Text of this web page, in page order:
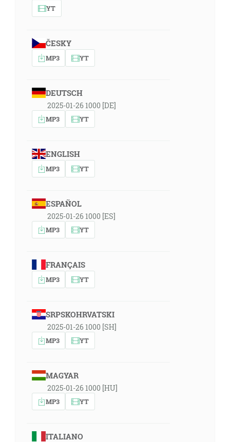
YT
ČESKY
MP3 YT
DEUTSCH
2025-01-26 1000 [DE]
MP3 YT
ENGLISH
MP3 YT
ESPAÑOL
2025-01-26 1000 [ES]
MP3 YT
FRANÇAIS
MP3 YT
SRPSKOHRVATSKI
2025-01-26 1000 [SH]
MP3 YT
MAGYAR
2025-01-26 1000 [HU]
MP3 YT
ITALIANO